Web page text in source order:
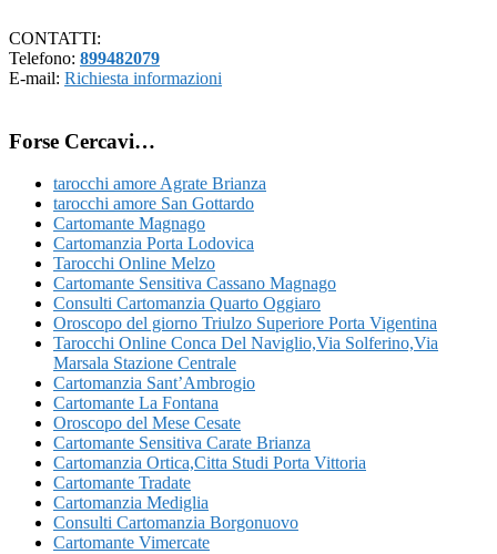
CONTATTI:
Telefono: 899482079
E-mail: Richiesta informazioni
Forse Cercavi…
tarocchi amore Agrate Brianza
tarocchi amore San Gottardo
Cartomante Magnago
Cartomanzia Porta Lodovica
Tarocchi Online Melzo
Cartomante Sensitiva Cassano Magnago
Consulti Cartomanzia Quarto Oggiaro
Oroscopo del giorno Triulzo Superiore Porta Vigentina
Tarocchi Online Conca Del Naviglio​,Via Solferino,Via
Marsala​ Stazione Centrale
Cartomanzia Sant’Ambrogio
Cartomante La Fontana
Oroscopo del Mese Cesate
Cartomante Sensitiva Carate Brianza
Cartomanzia Ortica​,Citta Studi​ Porta Vittoria
Cartomante Tradate
Cartomanzia Mediglia
Consulti Cartomanzia Borgonuovo
Cartomante Vimercate